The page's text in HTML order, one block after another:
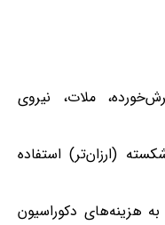
ملات، نیروی
(ارزان‌تر) استفاده
هزینه‌های دکوراسیون